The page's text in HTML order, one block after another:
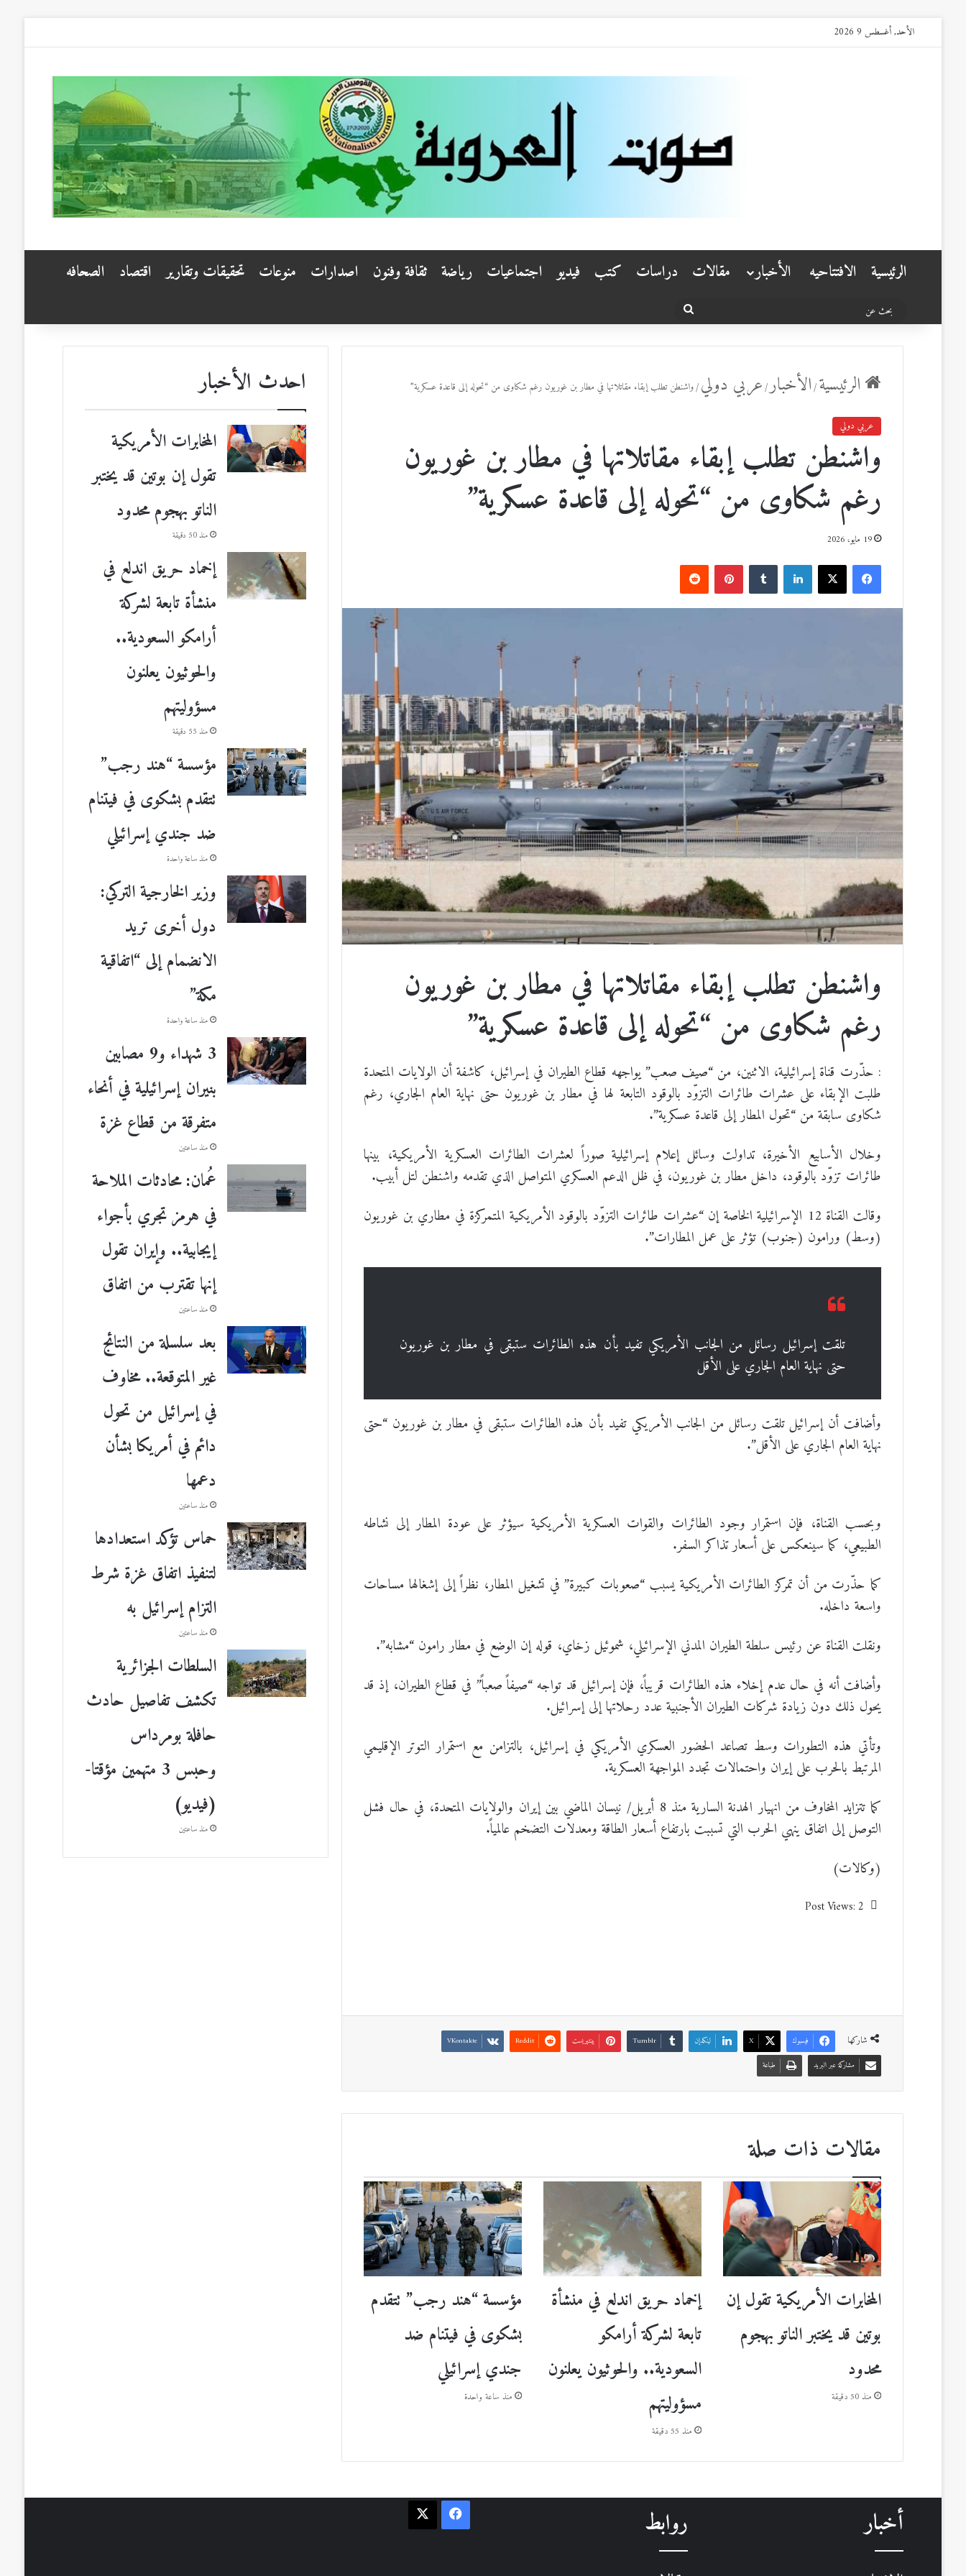
الأحد, أغسطس 9 2026
الرئيسية الافتتاحيه الأخبار مقالات دراسات كتب فيديو اجتماعيات رياضة ثقافة وفنون اصدارات منوعات تحقيقات وتقارير اقتصاد الصحافه
بحث
الرئيسية/الأخبار/عربي دولي/واشنطن تطلب إبقاء مقاتلاتها في مطار بن غوريون رغم شكاوى من “تحوله إلى قاعدة عسكرية”
عربي دولي
واشنطن تطلب إبقاء مقاتلاتها في مطار بن غوريون
رغم شكاوى من “تحوله إلى قاعدة عسكرية”
19 مايو، 2026
ي
و
ك
X
ي
د
إ
ن
T
m
b
l
r
ي
ي
ر
ي
س
ت
R
d
d
i
t
واشنطن تطلب إبقاء مقاتلاتها في مطار بن غوريون
رغم شكاوى من “تحوله إلى قاعدة عسكرية”
: حذّرت قناة إسرائيلية، الاثنين، من “صيف صعب” يواجهه قطاع الطيران في إسرائيل، كاشفة أن الولايات المتحدة
طلبت الإبقاء على عشرات طائرات التزوّد بالوقود التابعة لها في مطار بن غوريون حتى نهاية العام الجاري، رغم
شكاوى سابقة من “تحول المطار إلى قاعدة عسكرية”.
وخلال الأسابيع الأخيرة، تداولت وسائل إعلام إسرائيلية صوراً لعشرات الطائرات العسكرية الأمريكية، بينها
طائرات تزوّد بالوقود، داخل مطار بن غوريون، في ظل الدعم العسكري المتواصل الذي تقدمه واشنطن لتل أبيب.
وقالت القناة 12 الإسرائيلية الخاصة إن “عشرات طائرات التزوّد بالوقود الأمريكية المتمركزة في مطاري بن غوريون
(وسط) ورامون (جنوب) تؤثر على عمل المطارات”.
تلقت إسرائيل رسائل من الجانب الأمريكي تفيد بأن هذه الطائرات ستبقى في مطار بن غوريون
حتى نهاية العام الجاري على الأقل
وأضافت أن إسرائيل تلقت رسائل من الجانب الأمريكي تفيد بأن هذه الطائرات ستبقى في مطار بن غوريون “حتى
نهاية العام الجاري على الأقل”.
وبحسب القناة، فإن استمرار وجود الطائرات والقوات العسكرية الأمريكية سيؤثر على عودة المطار إلى نشاطه
الطبيعي، كما سينعكس على أسعار تذاكر السفر.
كما حذّرت من أن تمركز الطائرات الأمريكية يسبب “صعوبات كبيرة” في تشغيل المطار، نظراً إلى إشغالها مساحات
واسعة داخله.
ونقلت القناة عن رئيس سلطة الطيران المدني الإسرائيلي، شموئيل زخاي، قوله إن الوضع في مطار رامون “مشابه”.
وأضافت أنه في حال عدم إخلاء هذه الطائرات قريباً، فإن إسرائيل قد تواجه “صيفاً صعباً” في قطاع الطيران، إذ قد
يحول ذلك دون زيادة شركات الطيران الأجنبية عدد رحلاتها إلى إسرائيل.
وتأتي هذه التطورات وسط تصاعد الحضور العسكري الأمريكي في إسرائيل، بالتزامن مع استمرار التوتر الإقليمي
المرتبط بالحرب على إيران واحتمالات تجدد المواجهة العسكرية.
كما تتزايد المخاوف من انهيار الهدنة السارية منذ 8 أبريل/ نيسان الماضي بين إيران والولايات المتحدة، في حال فشل
التوصل إلى اتفاق ينهي الحرب التي تسببت بارتفاع أسعار الطاقة ومعدلات التضخم عالمياً.
(وكالات)
Post Views:2
شاركها فيسبوك ‫X لينكدإن بينتيريست
مشاركة عبر البريد
طباعة
مقالات ذات صلة
المخابرات الأمريكية تقول إن
بوتين قد يختبر الناتو بهجوم
محدود
منذ 50 دقيقة
إخماد حريق اندلع في منشأة
تابعة لشركة أرامكو
السعودية.. والحوثيون يعلنون
مسؤوليتهم
منذ 55 دقيقة
مؤسسة “هند رجب” تتقدم
بشكوى في فيتنام ضد
جندي إسرائيلي
منذ ساعة واحدة
احدث الأخبار
المخابرات الأمريكية
تقول إن بوتين قد يختبر
الناتو بهجوم محدود
منذ 50 دقيقة
إخماد حريق اندلع في
منشأة تابعة لشركة
أرامكو السعودية..
والحوثيون يعلنون
مسؤوليتهم
منذ 55 دقيقة
مؤسسة “هند رجب”
تتقدم بشكوى في فيتنام
ضد جندي إسرائيلي
منذ ساعة واحدة
وزير الخارجية التركي:
دول أخرى تريد
الانضمام إلى “اتفاقية
مكة”
منذ ساعة واحدة
3 شهداء و9 مصابين
بنيران إسرائيلية في أنحاء
متفرقة من قطاع غزة
منذ ساعتين
عُمان: محادثات الملاحة
في هرمز تجري بأجواء
إيجابية.. وإيران تقول
إنها تقترب من اتفاق
منذ ساعتين
بعد سلسلة من النتائج
غير المتوقعة.. مخاوف
في إسرائيل من تحول
دائم في أمريكا بشأن
دعمها
منذ ساعتين
حماس تؤكد استعدادها
لتنفيذ اتفاق غزة شرط
التزام إسرائيل به
منذ ساعتين
السلطات الجزائرية
تكشف تفاصيل حادث
حافلة بومرداس
وحبس 3 متهمين مؤقتا-
(فيديو)
منذ ساعتين
أخبار روابط فيسبوك